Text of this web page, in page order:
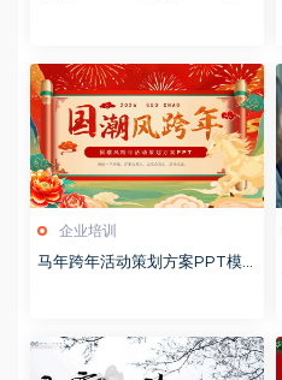
企业培训
马年跨年活动策划方案PPT模